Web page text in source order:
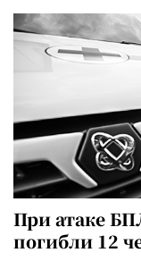
При атаке
погибли 12